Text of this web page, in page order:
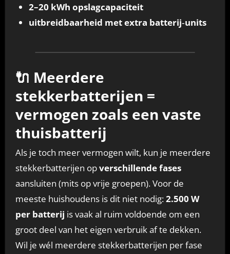
2–20 kWh opslagcapaciteit
uitbreidbaarheid met extra batterij‑units
🔌 Meerdere
stekkerbatterijen =
vermogen zoals een vaste
thuisbatterij
Als je toch meer vermogen wilt, kun je meerdere
stekkerbatterijen opverschillende fases
aansluiten (mits op vrije groepen). Voor de
meeste huishoudens is dit niet nodig:2.500 W
per batterij is vaak al ruim voldoende om een
groot deel van het eigen verbruik af te dekken.
Wil je wél meerdere stekkerbatterijen per fase